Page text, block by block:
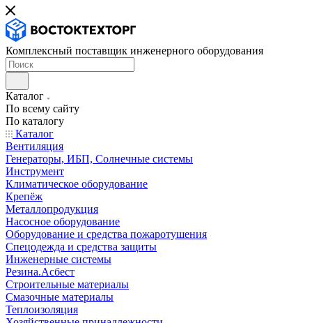
Комплексный поставщик инженерного оборудования
Каталог
По всему сайту
По каталогу
Каталог
Вентиляция
Генераторы, ИБП, Солнечные системы
Инструмент
Климатическое оборудование
Крепёж
Металлопродукция
Насосное оборудование
Оборудование и средства пожаротушения
Спецодежда и средства защиты
Инженерные системы
Резина.Асбест
Строительные материалы
Смазочные материалы
Теплоизоляция